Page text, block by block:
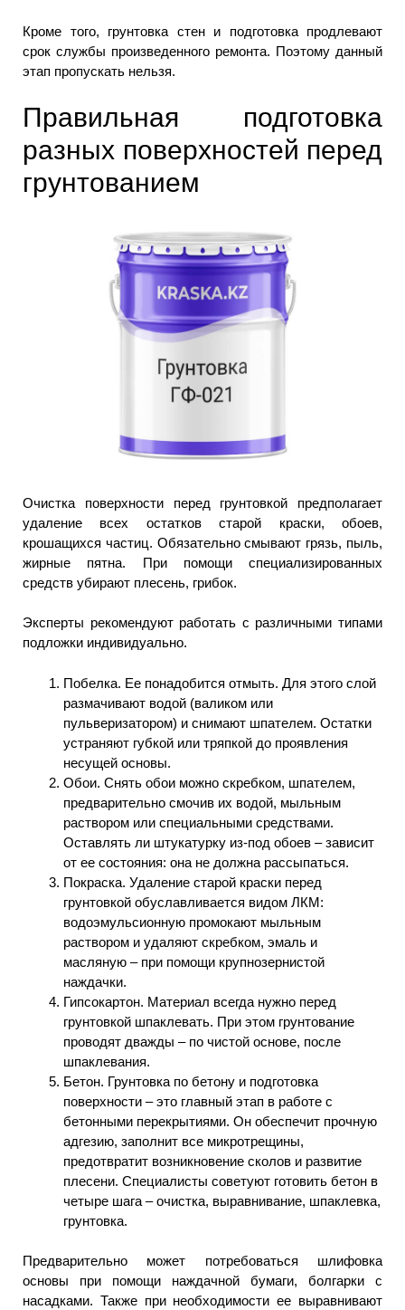
Кроме того, грунтовка стен и подготовка продлевают
срок службы произведенного ремонта. Поэтому данный
этап пропускать нельзя.
Правильная подготовка
разных поверхностей перед
грунтованием
Очистка поверхности перед грунтовкой предполагает
удаление всех остатков старой краски, обоев,
крошащихся частиц. Обязательно смывают грязь, пыль,
жирные пятна. При помощи специализированных
средств убирают плесень, грибок.
Эксперты рекомендуют работать с различными типами
подложки индивидуально.
Побелка. Ее понадобится отмыть. Для этого слой
размачивают водой (валиком или
пульверизатором) и снимают шпателем. Остатки
устраняют губкой или тряпкой до проявления
несущей основы.
Обои. Снять обои можно скребком, шпателем,
предварительно смочив их водой, мыльным
раствором или специальными средствами.
Оставлять ли штукатурку из-под обоев – зависит
от ее состояния: она не должна рассыпаться.
Покраска. Удаление старой краски перед
грунтовкой обуславливается видом ЛКМ:
водоэмульсионную промокают мыльным
раствором и удаляют скребком, эмаль и
масляную – при помощи крупнозернистой
наждачки.
Гипсокартон. Материал всегда нужно перед
грунтовкой шпаклевать. При этом грунтование
проводят дважды – по чистой основе, после
шпаклевания.
Бетон. Грунтовка по бетону и подготовка
поверхности – это главный этап в работе с
бетонными перекрытиями. Он обеспечит прочную
адгезию, заполнит все микротрещины,
предотвратит возникновение сколов и развитие
плесени. Специалисты советуют готовить бетон в
четыре шага – очистка, выравнивание, шпаклевка,
грунтовка.
Предварительно может потребоваться шлифовка
основы при помощи наждачной бумаги, болгарки с
насадками. Также при необходимости ее выравнивают